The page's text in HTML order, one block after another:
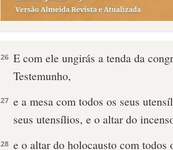
26 E com ele ungirás a tenda da
Testemunho,
27 e a mesa com todos os seus
seus utensílios, e o altar do
28 e o altar do holocausto com todos